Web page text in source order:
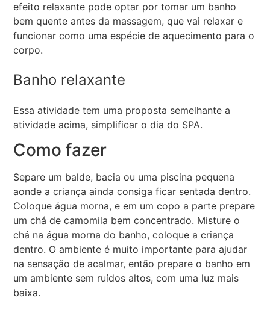
efeito relaxante pode optar por tomar um banho
bem quente antes da massagem, que vai relaxar e
funcionar como uma espécie de aquecimento para o
corpo.
Banho relaxante
Essa atividade tem uma proposta semelhante a
atividade acima, simplificar o dia do SPA.
Como fazer
Separe um balde, bacia ou uma piscina pequena
aonde a criança ainda consiga ficar sentada dentro.
Coloque água morna, e em um copo a parte prepare
um chá de camomila bem concentrado. Misture o
chá na água morna do banho, coloque a criança
dentro. O ambiente é muito importante para ajudar
na sensação de acalmar, então prepare o banho em
um ambiente sem ruídos altos, com uma luz mais
baixa.